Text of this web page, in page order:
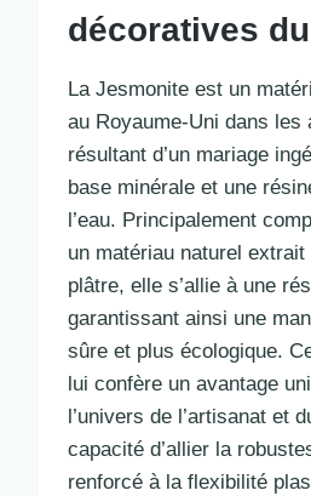
décoratives
La Jesmonite est un
au Royaume-Uni dans les
résultant d’un mariage
base minérale et une
l’eau. Principalement
un matériau naturel
plâtre, elle s’allie à une
garantissant ainsi une
sûre et plus écologique.
lui confère un avantage
l’univers de l’artisanat et
capacité d’allier la
renforcé à la flexibilité